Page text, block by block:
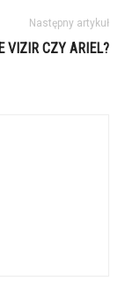
Następny artykuł
VIZIR CZY ARIEL?